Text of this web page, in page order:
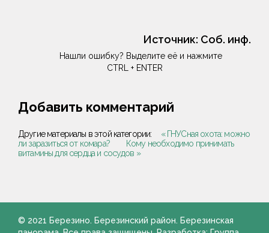
Источник: Соб. инф.
Нашли ошибку? Выделите её и нажмите
CTRL + ENTER
Добавить комментарий
Другие материалы в этой категории:
« ГНУСная охота: можно
ли заразиться от комара?
Кому необходимо принимать
витамины для сердца и сосудов »
© 2021 Березино. Березинский район. Березинская